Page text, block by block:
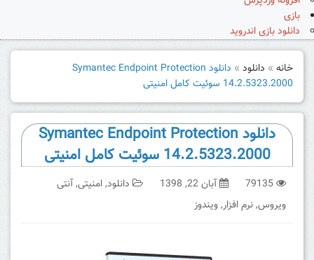
بازی
دانلود بازی اندروید
خانه » دانلود »
دانلود Symantec Endpoint Protection
14.2.5323.2000 سوئیت کامل امنیتی
دانلود Symantec Endpoint Protection
14.2.5323.2000 سوئیت کامل امنیتی
79135 آبان 22, 1398 دانلود,امنیتی,آنتی
ویروس,نرم افزار,ویندوز